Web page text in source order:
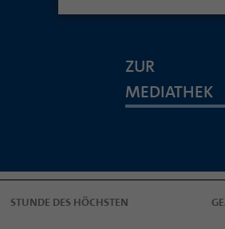
ZUR
MEDIATHEK
STUNDE DES HÖCHSTEN